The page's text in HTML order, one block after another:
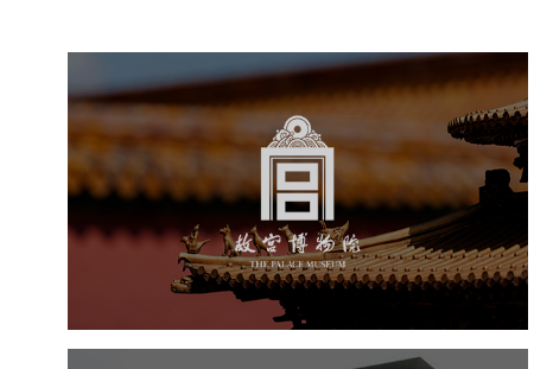
故宫博物院
文化艺术 博物馆
智慧博物馆
博物馆网站建设
景区网站建设
文创商城
万能专题
网站代运营